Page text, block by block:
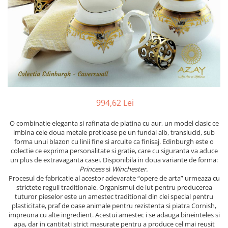
SUB 500
SUB 200
SUB 1000
SUB 2000
SUB 3000
SUB 5000
PRODUSE
CĂNI
ACCESORII PENTRU MASĂ
SET CEAI &AMP; DESERT
CEASURI DE INTERIOR
OBIECTE DECORATIVE
VAZE DECORATIVE
PRODUSE PENTRU CURĂŢAT
ACCESORII DECORATIVE
SETURI DE CAFEA
BRANDURI
ROYAL ALBERT
AZAY CASA
JL COQUET
PORTMEIRION
VILLA ALTACHIARA
PIP STUDIO
COLECȚII
MIRANDA KERR
NEW COUNTRY ROSES PINK
ROSECONFETTI
POLKA ROSE
BOXE
CORPURI DE ILUMINAT
TROFEE
BRANDURI
WATERFORD
VALENTI
SALVIATI
ROYAL ALBERT
PORTMEIRION
AZAY CASA
CHINELLI
COLECTII
BOURGOGNE
LUXE
SETURI PENTRU CAVIAR
PAHARE SI CANI
ACCESORII BIROU
SUPORTURI PENTRU PRAJITURI
CASETE DE BIJUTERII
BRANDURI
ARTHUR PRICE OF ENGLAND
CHINELLI
AZAY CASA
VERA WANG
WEDGWOOD
ROYAL DOULTON
COLECTII
GOCCIA
994,62 Lei
O combinatie eleganta si rafinata de platina cu aur, un model clasic ce
imbina cele doua metale pretioase pe un fundal alb, translucid, sub
forma unui blazon cu linii fine si arcuite ca finisaj. Edinburgh este o
colectie ce exprima personalitate si gratie, care cu siguranta va aduce
un plus de extravaganta casei. Disponibila in doua variante de forma:
Princesssi Winchester.
Procesul de fabricatie al acestor adevarate “opere de arta” urmeaza cu
strictete reguli traditionale. Organismul de lut pentru producerea
tuturor pieselor este un amestec traditional din clei special pentru
plasticitate, praf de oase animale pentru rezistenta si piatra Cornish,
impreuna cu alte ingredient. Acestui amestec i se adauga bineinteles si
apa, dar in cantitati strict masurate pentru a produce cel mai reusit